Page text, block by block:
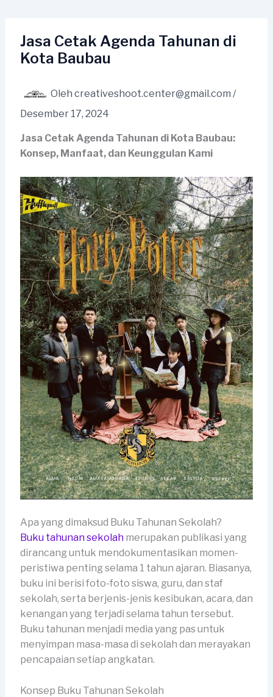
kontenJasa Cetak Agenda Tahunan di
Kota Baubau
Oleh creativeshoot.center@gmail.com /
Desember 17, 2024
Jasa Cetak Agenda Tahunan di Kota Baubau:
Konsep, Manfaat, dan Keunggulan Kami
Apa yang dimaksud Buku Tahunan Sekolah?
Buku tahunan sekolahmerupakan publikasi yang
dirancang untuk mendokumentasikan momen-
peristiwa penting selama 1 tahun ajaran. Biasanya,
buku ini berisi foto-foto siswa, guru, dan staf
sekolah, serta berjenis-jenis kesibukan, acara, dan
kenangan yang terjadi selama tahun tersebut.
Buku tahunan menjadi media yang pas untuk
menyimpan masa-masa di sekolah dan merayakan
pencapaian setiap angkatan.
Konsep Buku Tahunan Sekolah